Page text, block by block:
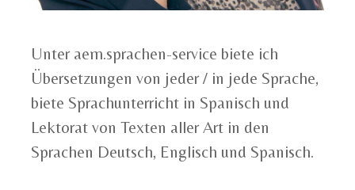
Unter aem.sprachen-service biete ich
Übersetzungen von jeder / in jede Sprache,
biete Sprachunterricht in Spanisch und
Lektorat von Texten aller Art in den
Sprachen Deutsch, Englisch und Spanisch.